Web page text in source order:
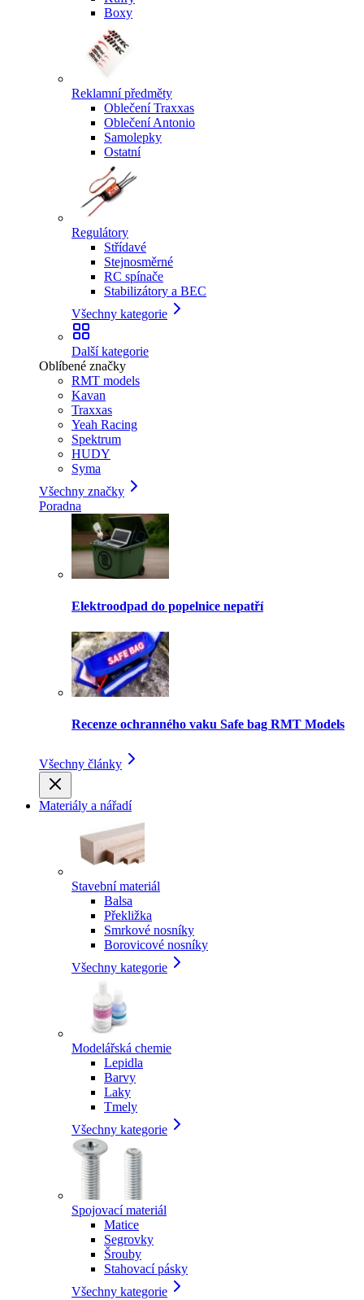
Boxy
Reklamní předměty
Oblečení Traxxas
Oblečení Antonio
Samolepky
Ostatní
Regulátory
Střídavé
Stejnosměrné
RC spínače
Stabilizátory a BEC
Všechny kategorie
Další kategorie
Oblíbené značky
RMT models
Kavan
Traxxas
Yeah Racing
Spektrum
HUDY
Syma
Všechny značky
Poradna
Elektroodpad do popelnice nepatří
Recenze ochranného vaku Safe bag RMT Models
Všechny články
Materiály a nářadí
Stavební materiál
Balsa
Překližka
Smrkové nosníky
Borovicové nosníky
Všechny kategorie
Modelářská chemie
Lepidla
Barvy
Laky
Tmely
Všechny kategorie
Spojovací materiál
Matice
Segrovky
Šrouby
Stahovací pásky
Všechny kategorie